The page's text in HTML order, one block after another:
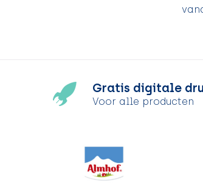
Gratis digitale
Voor alle producten